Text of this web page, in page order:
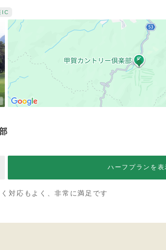
IC
ハーフプランを表
対応もよく、非常に満足です